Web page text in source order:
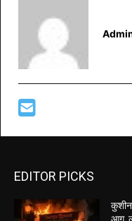
EDITOR PICKS
आग,